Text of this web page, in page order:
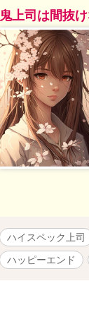
鬼上司は間抜
ハイスペック上司
ハッピーエンド